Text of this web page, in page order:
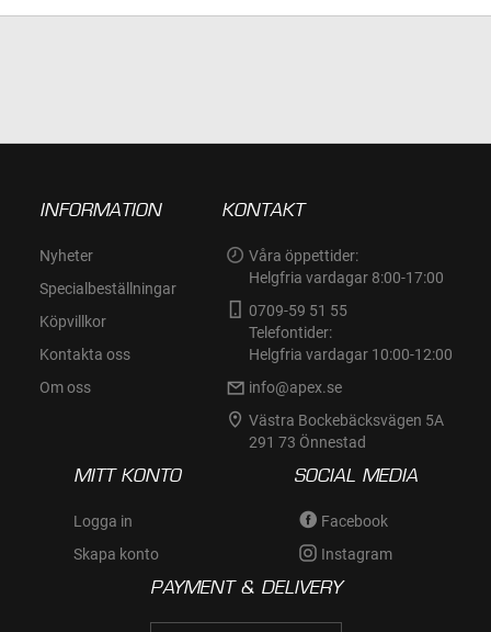
INFORMATION
Nyheter
Specialbeställningar
Köpvillkor
Kontakta oss
Om oss
KONTAKT
Våra öppettider:
Helgfria vardagar 8:00-17:00
0709-59 51 55
Telefontider:
Helgfria vardagar 10:00-12:00
info@apex.se
Västra Bockebäcksvägen 5A
291 73 Önnestad
MITT KONTO
Logga in
Skapa konto
SOCIAL MEDIA
Facebook
Instagram
PAYMENT & DELIVERY